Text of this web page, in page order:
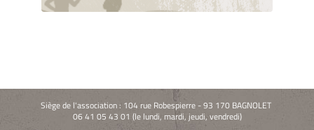
Siège de l'association : 104 rue Robespierre - 93 170 BAGNOLET
06 41 05 43 01 (le lundi, mardi, jeudi, vendredi)